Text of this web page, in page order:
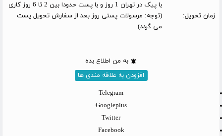
زمان تحویل:
با پیک در تهران 1 روز و با پست حدودا بین 2 تا 6 روز کاری
(توجه: مرسولات پستی روز بعد از سفارش تحویل پست
می گردد)
به من اطلاع بده
افزودن به علاقه مندی ها
Telegram
Googleplus
Twitter
Facebook